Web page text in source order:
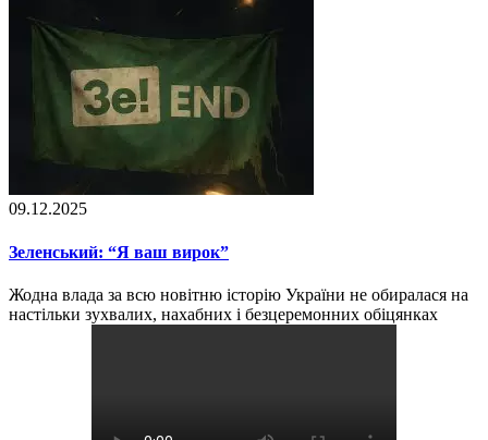
09.12.2025
Зеленський: “Я ваш вирок”
Жодна влада за всю новітню історію України не обиралася на
настільки зухвалих, нахабних і безцеремонних обіцянках